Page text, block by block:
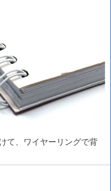
て、ワイヤーリングで背